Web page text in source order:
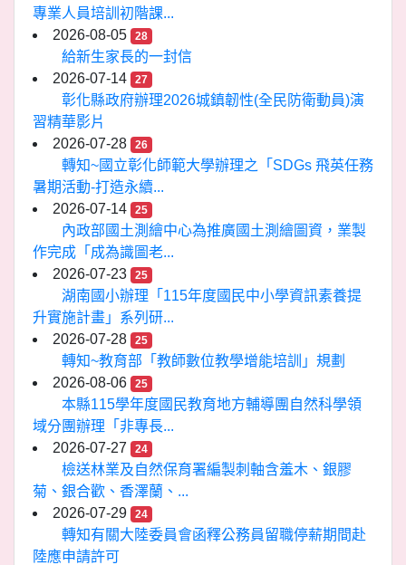
專業人員培訓初階課...
2026-08-05
28
給新生家長的一封信
2026-07-14
27
彰化縣政府辦理2026城鎮韌性(全民防衛動員)演
習精華影片
2026-07-28
26
轉知~國立彰化師範大學辦理之「SDGs 飛英任務
暑期活動-打造永續...
2026-07-14
25
內政部國土測繪中心為推廣國土測繪圖資，業製
作完成「成為識圖老...
2026-07-23
25
湖南國小辦理「115年度國民中小學資訊素養提
升實施計畫」系列研...
2026-07-28
25
轉知~教育部「教師數位教學增能培訓」規劃
2026-08-06
25
本縣115學年度國民教育地方輔導團自然科學領
域分團辦理「非專長...
2026-07-27
24
檢送林業及自然保育署編製刺軸含羞木、銀膠
菊、銀合歡、香澤蘭、...
2026-07-29
24
轉知有關大陸委員會函釋公務員留職停薪期間赴
陸應申請許可